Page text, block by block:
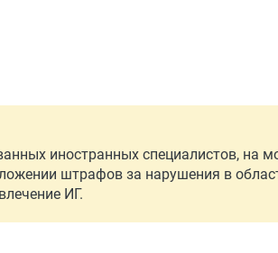
иностранных специалистов, на
штрафов за нарушения в
ИГ.